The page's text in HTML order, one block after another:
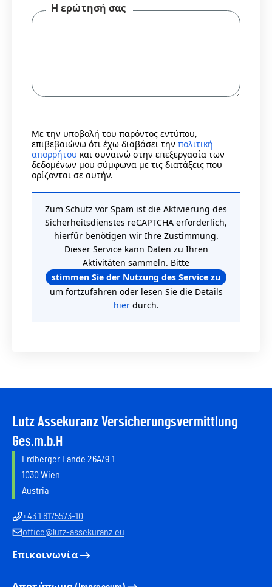
Η ερώτησή σας
Με την υποβολή του παρόντος εντύπου,
επιβεβαιώνω ότι έχω διαβάσει την πολιτική
απορρήτου και συναινώ στην επεξεργασία των
δεδομένων μου σύμφωνα με τις διατάξεις που
ορίζονται σε αυτήν.
Zum Schutz vor Spam ist die Aktivierung des
Sicherheitsdienstes reCAPTCHA erforderlich,
hierfür benötigen wir Ihre Zustimmung.
Dieser Service kann Daten zu Ihren
Aktivitäten sammeln. Bitte
stimmen Sie der Nutzung des Service zu
um fortzufahren oder lesen Sie die Details
hierdurch.
Lutz Assekuranz Versicherungsvermittlung
Ges.m.b.H
Erdberger Lände 26A/9.1
1030 Wien
Austria
+43 1 8175573-10
office@lutz-assekuranz.eu
Επικοινωνία